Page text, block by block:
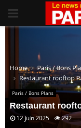
PRIMARY
Home
Paris / Bons
Restaurant rooftop
Paris / Bons Plans
Restaurant
12 juin 2025 292